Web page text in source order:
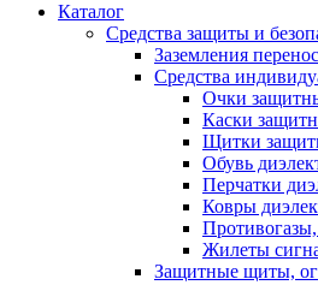
Каталог
Средства защиты и
Заземления
Средства
Очки
Каски
Щитки
Обувь
Перчатки
Ковры
Жилеты
Защитные щиты,